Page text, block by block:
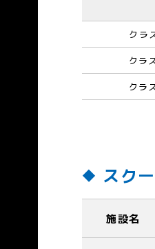
クラ
クラ
クラ
スク
施設名